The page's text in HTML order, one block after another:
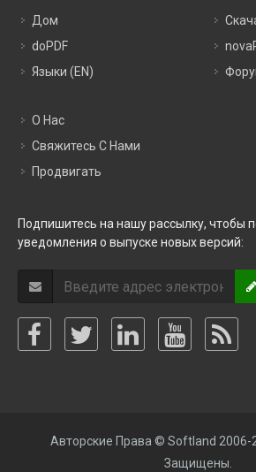
Дом
doPDF
Языки (EN)
О Нас
Свяжитесь С Нами
Продвигать
Подпишитесь на нашу рассылку, чтобы
уведомления о выпуске новых версий:
Авторские Права © Softland 2006-
Защищены.